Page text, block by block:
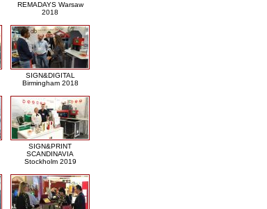
REMADAYS Warsaw
2018
SIGN&DIGITAL
Birmingham 2018
SIGN&PRINT
SCANDINAVIA
Stockholm 2019